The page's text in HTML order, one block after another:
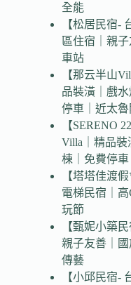
全能
【松居民宿-
區住宿｜親
車站
【那云半山
品裝潢｜戲
停車｜近太魯
【SERENO
Villa｜精品
棟｜免費停
【塔塔佳渡
電梯民宿｜
玩節
【甄妮小築
親子友善｜
傳藝
【小邱民宿-